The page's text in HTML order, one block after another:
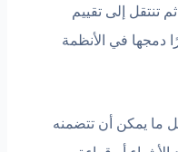
إلى تقييم
في الأنظمة
أن تتضمنه